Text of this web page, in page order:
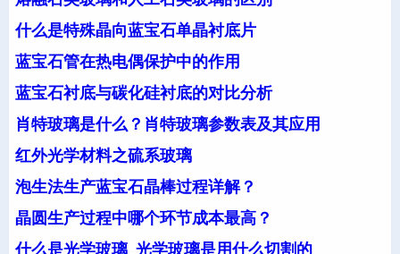
什么是特殊晶向蓝宝石单晶衬底片
蓝宝石管在热电偶保护中的作用
蓝宝石衬底与碳化硅衬底的对比分析
肖特玻璃是什么？肖特玻璃参数表及其应用
红外光学材料之硫系玻璃
泡生法生产蓝宝石晶棒过程详解？
晶圆生产过程中哪个环节成本最高？
什么是光学玻璃_光学玻璃是用什么切割的